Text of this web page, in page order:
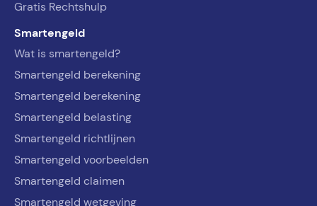
Gratis Rechtshulp
Smartengeld
Wat is smartengeld?
Smartengeld berekening
Smartengeld berekening
Smartengeld belasting
Smartengeld richtlijnen
Smartengeld voorbeelden
Smartengeld claimen
Smartengeld wetgeving